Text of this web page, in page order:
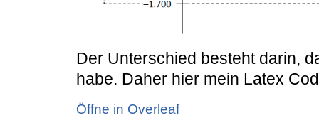
Der Unterschied besteht darin,
habe. Daher hier mein Latex
Öffne in Overleaf